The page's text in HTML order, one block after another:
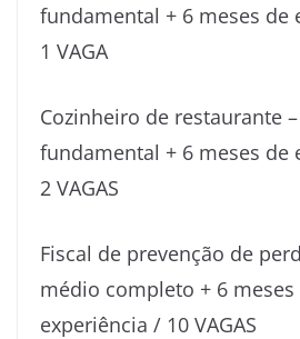
fundamental + 6 meses de
1 VAGA
Cozinheiro de restaurante
fundamental + 6 meses de
2 VAGAS
Fiscal de prevenção de
médio completo + 6 meses
experiência / 10 VAGAS